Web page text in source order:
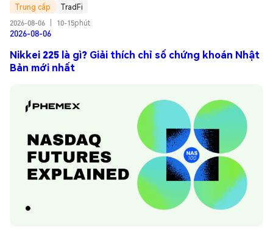
Trung cấp
TradFi
2026-08-06
10-15phút
2026-08-06
Nikkei 225 là gì? Giải thích chỉ số chứng khoán Nhật
Bản mới nhất